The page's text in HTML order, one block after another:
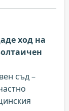
ход на
съд –